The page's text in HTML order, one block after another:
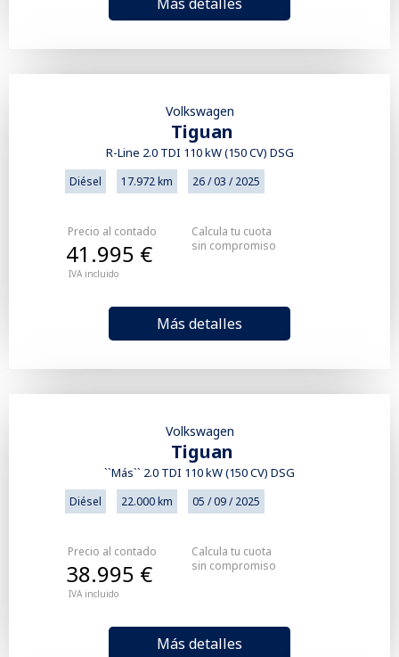
Volkswagen
Tiguan
R-Line 2.0 TDI 110 kW (150 CV) DSG
Diésel 17.972 km 26 / 03 / 2025
Precio al contado
IVA incluido
41.995 €
Más detalles
Calcula tu cuota
sin compromiso
Volkswagen
Tiguan
``Más`` 2.0 TDI 110 kW (150 CV) DSG
Diésel 22.000 km 05 / 09 / 2025
Precio al contado
IVA incluido
38.995 €
Más detalles
Calcula tu cuota
sin compromiso